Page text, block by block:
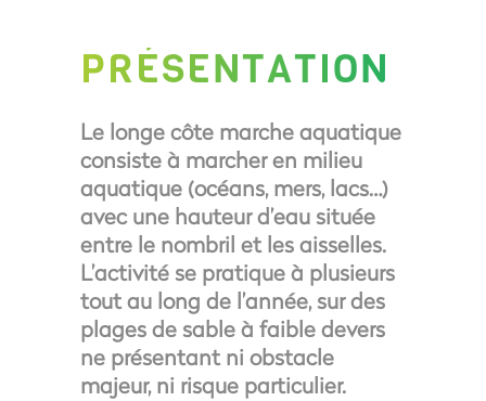
PRÉSENTATION
Le longe côte marche aquatique
consiste à marcher en milieu
aquatique (océans, mers, lacs…)
avec une hauteur d’eau située
entre le nombril et les aisselles.
L’activité se pratique à plusieurs
tout au long de l’année, sur des
plages de sable à faible devers
ne présentant ni obstacle
majeur, ni risque particulier.